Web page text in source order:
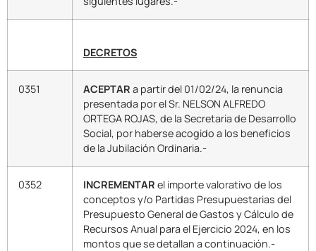
DECRETOS
0351 ACEPTAR a partir del 01/02/24, la renuncia
presentada por el Sr. NELSON ALFREDO
ORTEGA ROJAS, de la Secretaria de Desarrollo
Social, por haberse acogido a los beneficios
de la Jubilación Ordinaria.-
0352 INCREMENTAR el importe valorativo de los
conceptos y/o Partidas Presupuestarias del
Presupuesto General de Gastos y Cálculo de
Recursos Anual para el Ejercicio 2024, en los
montos que se detallan a continuación.-